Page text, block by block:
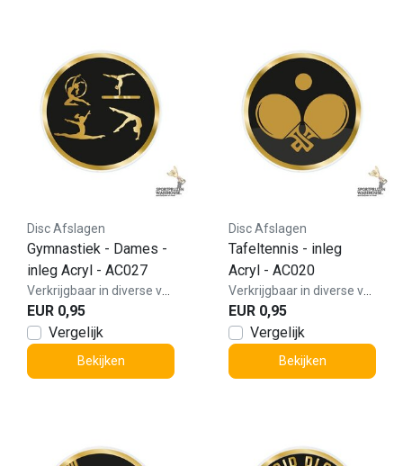
Disc Afslagen
Gymnastiek - Dames -
inleg Acryl - AC027
EUR 0,95
Vergelijk
Bekijken
Disc Afslagen
Tafeltennis - inleg
Acryl - AC020
EUR 0,95
Vergelijk
Bekijken